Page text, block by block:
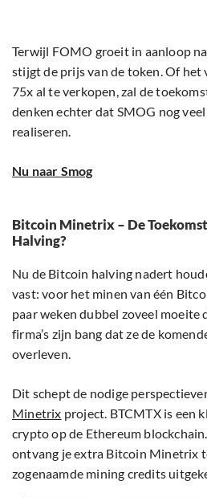
Terwijl FOMO groeit in aanloop
stijgt de prijs van de token. Of het
75x al te verkopen, zal de
denken echter dat SMOG nog
realiseren.
Nu naar Smog
Bitcoin Minetrix – De
Halving?
Nu de Bitcoin halving nadert
vast: voor het minen van één
paar weken dubbel zoveel moeite
firma’s zijn bang dat ze de
overleven.
Dit schept de nodige
Minetrix project. BTCMTX is een
crypto op de Ethereum
ontvang je extra Bitcoin Minetrix
zogenaamde mining credits